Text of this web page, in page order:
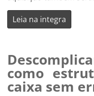
Leia na integra
como
caixa sem